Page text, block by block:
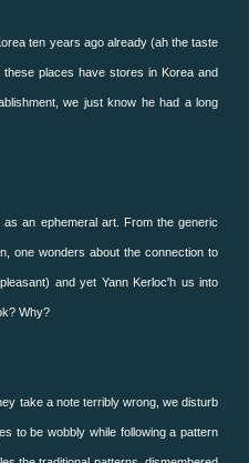
ten years ago already (ah the taste
these places have stores in Korea and
we just know he had a long
an ephemeral art. From the generic
one wonders about the connection to
and yet Yann Kerloc'h us into
Why?
take a note terribly wrong, we disturb
to be wobbly while following a pattern